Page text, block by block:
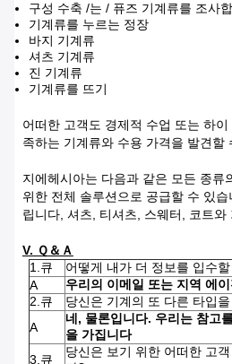
구성 수축 /는 / 퓨즈 기계류를 조사
기계류를 누르는 정장
바지 기계류
셔츠 기계류
진 기계류
기계류를 뜨기
어떠한 고객도 경제적 수업 또는 하
족하는 기계류와 수용 가격을 발견할
지에헤시아는 다음과 같은 모든 종류
위한 전체 솔루션으로 공급할 수 있
립니다, 셔츠, 티셔츠, 스웨터, 코트와
V. Ｑ＆Ａ
1.큐
어떻게 내가 더 정보를 입수
A
우리의 이메일 또는 지역 에
2.큐
당신은 기계의 또 다른 타입
A
네, 물론입니다. 우리는 참고
을 가집니다
3.큐
당신은 보기 위한 어떠한 고